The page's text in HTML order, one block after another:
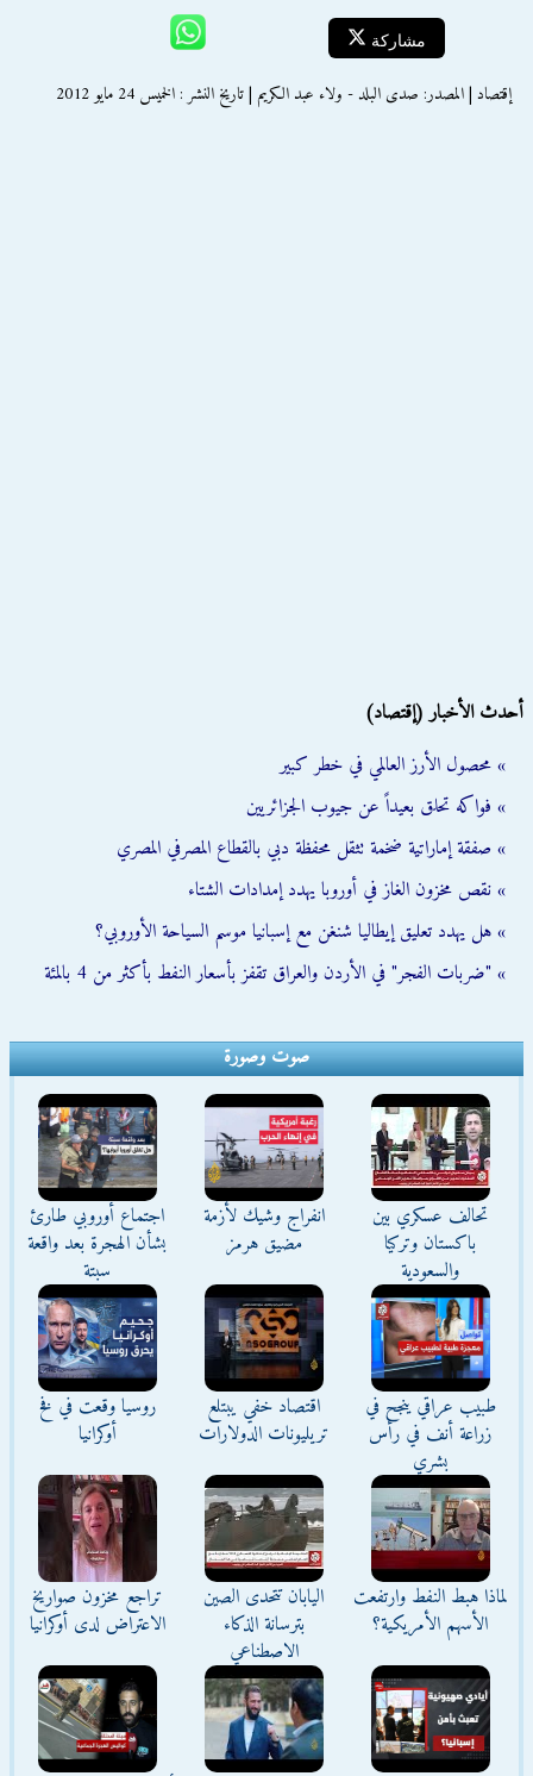
مشاركة
إقتصاد | المصدر: صدى البلد - ولاء عبد الكريم | تاريخ النشر : الخميس 24 مايو 2012
أحدث الأخبار (إقتصاد)
» محصول الأرز العالمي في خطر كبير
» فواكه تحلق بعيداً عن جيوب الجزائريين
» صفقة إماراتية ضخمة تثقل محفظة دبي بالقطاع المصرفي المصري
» نقص مخزون الغاز في أوروبا يهدد إمدادات الشتاء
» هل يهدد تعليق إيطاليا شنغن مع إسبانيا موسم السياحة الأوروبي؟
» "ضربات الفجر" في الأردن والعراق تقفز بأسعار النفط بأكثر من 4 بالمئة
صوت وصورة
تحالف عسكري بين
باكستان وتركيا
والسعودية
انفراج وشيك لأزمة
مضيق هرمز
اجتماع أوروبي طارئ
بشأن الهجرة بعد واقعة
سبتة
طبيب عراقي ينجح في
زراعة أنف في رأس
بشري
اقتصاد خفي يبتلع
تريليونات الدولارات
روسيا وقعت في فخ
أوكرانيا
لماذا هبط النفط وارتفعت
الأسهم الأمريكية؟
اليابان تتحدى الصين
بترسانة الذكاء
الاصطناعي
تراجع مخزون صواريخ
الاعتراض لدى أوكرانيا